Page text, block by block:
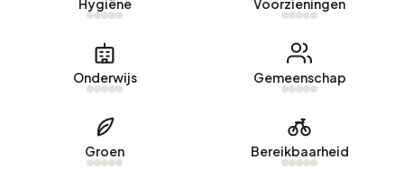
Hygiëne Voorzieningen
Onderwijs Gemeenschap
Groen Bereikbaarheid